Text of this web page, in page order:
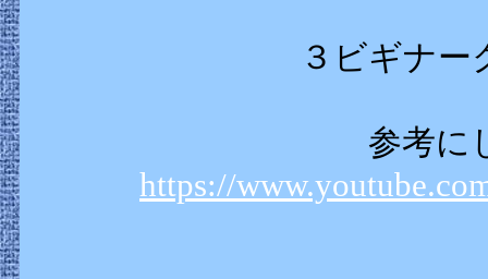
３ビギナー
参考に
https://